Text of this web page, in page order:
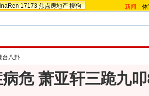
17173 焦点房地产 搜狗 新闻 -
台八卦
危 萧亚轩三跪九